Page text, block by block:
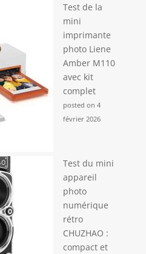
Test de la
mini
imprimante
photo Liene
Amber M110
avec kit
complet
posted on 4
février 2026
Test du mini
appareil
photo
numérique
rétro
CHUZHAO :
compact et